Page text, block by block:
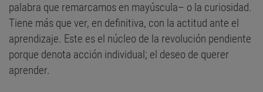
palabra que remarcamos en mayúscula– o la curiosidad.
Tiene más que ver, en definitiva, con la actitud ante el
aprendizaje. Este es el núcleo de la revolución pendiente
porque denota acción individual; el deseo de querer
aprender.